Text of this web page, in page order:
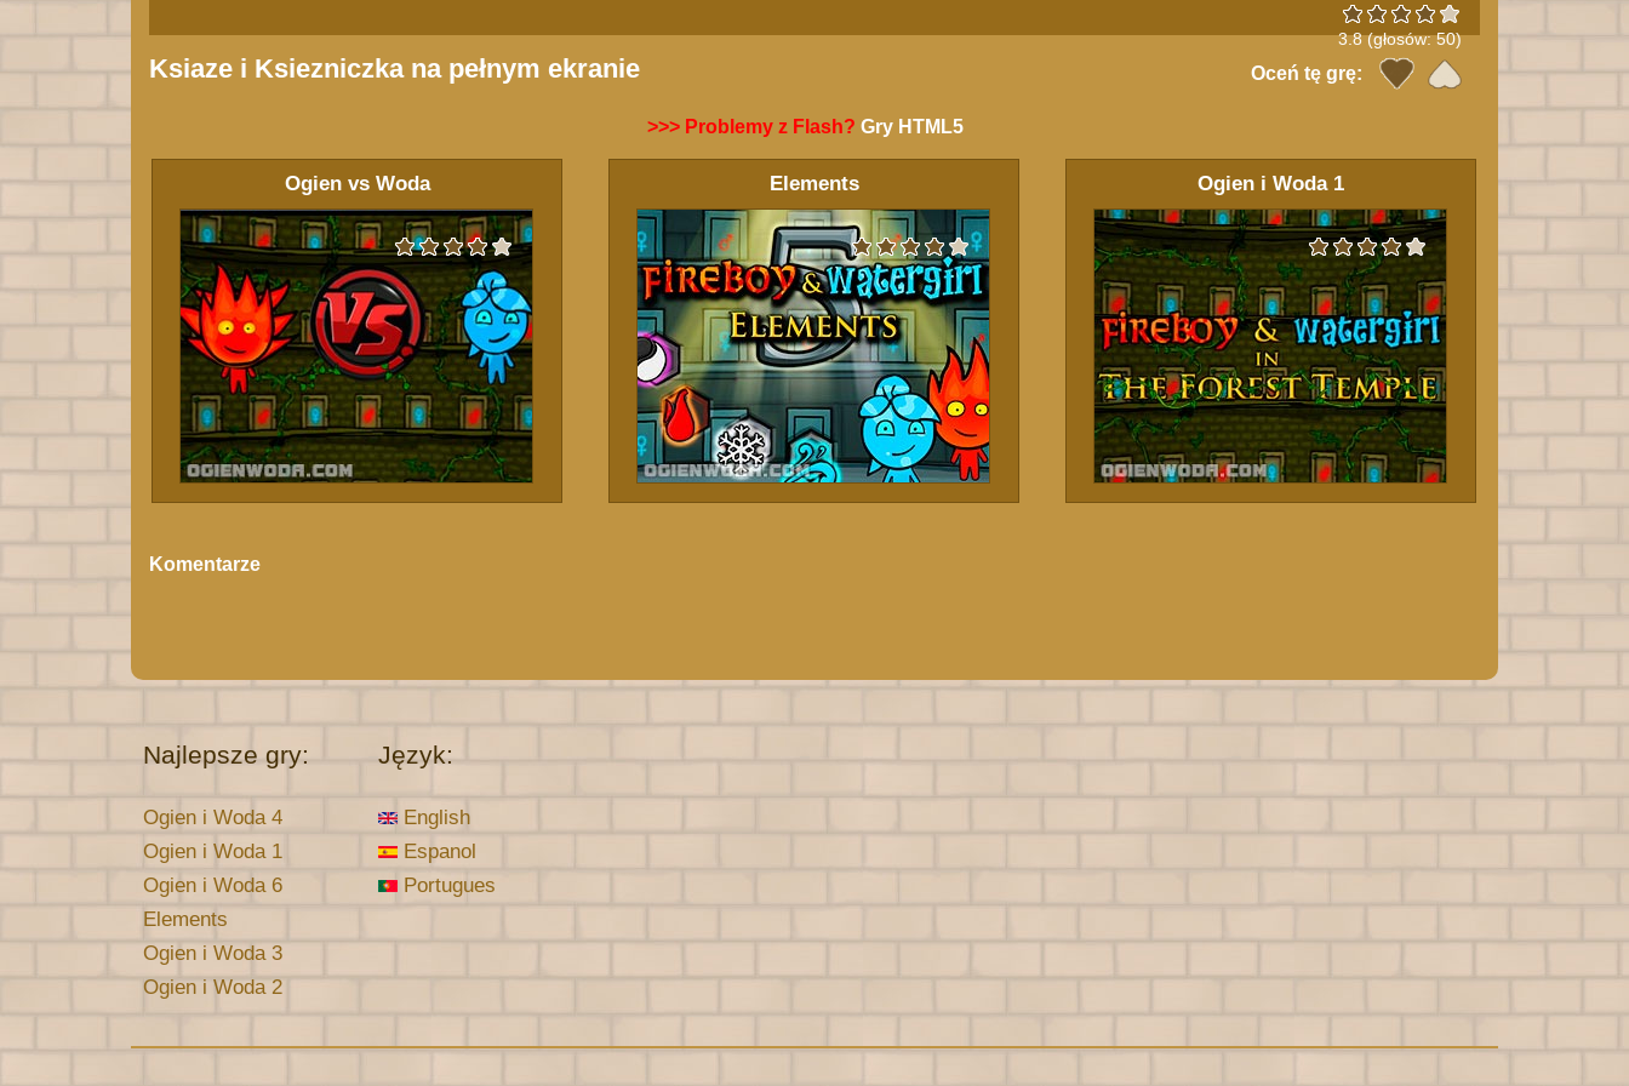
Ksiaze i Ksiezniczka na pełnym ekranie
3.8(głosów:50)
Oceń tę grę:
>>> Problemy z Flash? Gry HTML5
Ogien vs Woda Elements Ogien i Woda 1
Komentarze
Najlepsze gry:
Ogien i Woda 4
Ogien i Woda 1
Ogien i Woda 6
Elements
Ogien i Woda 3
Ogien i Woda 2
Język:
English
Espanol
Portugues